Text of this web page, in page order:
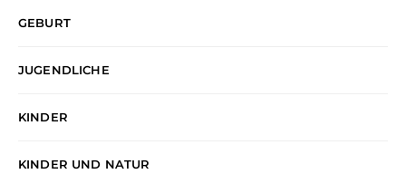
GEBURT
JUGENDLICHE
KINDER
KINDER UND NATUR